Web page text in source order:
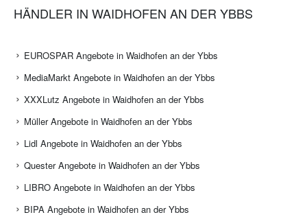
HÄNDLER IN WAIDHOFEN AN DER YBBS
EUROSPAR Angebote in Waidhofen an der Ybbs
MediaMarkt Angebote in Waidhofen an der Ybbs
XXXLutz Angebote in Waidhofen an der Ybbs
Müller Angebote in Waidhofen an der Ybbs
Lidl Angebote in Waidhofen an der Ybbs
Quester Angebote in Waidhofen an der Ybbs
LIBRO Angebote in Waidhofen an der Ybbs
BIPA Angebote in Waidhofen an der Ybbs